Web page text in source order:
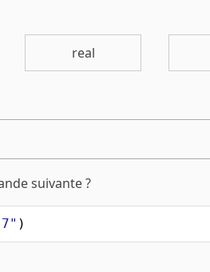
real
suivante ?
)